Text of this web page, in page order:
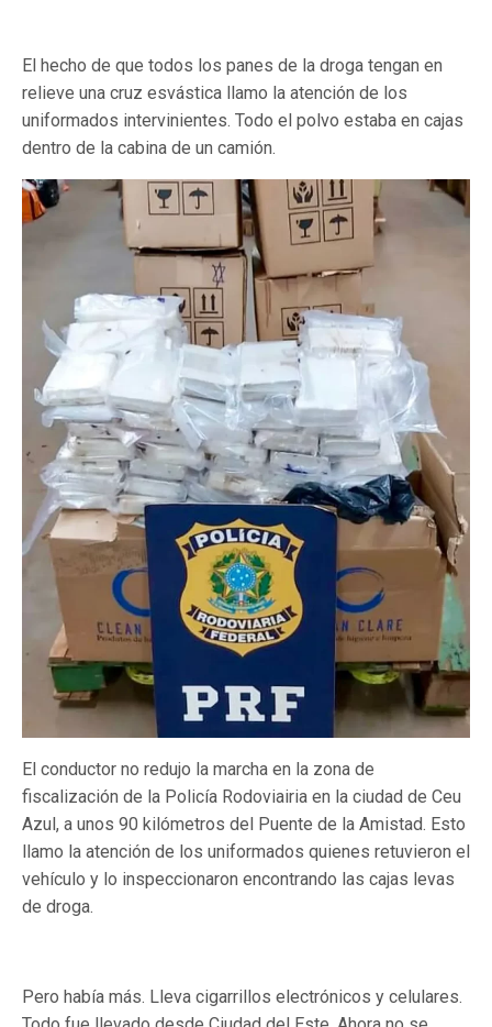
El hecho de que todos los panes de la droga tengan en
relieve una cruz esvástica llamo la atención de los
uniformados intervinientes. Todo el polvo estaba en cajas
dentro de la cabina de un camión.
El conductor no redujo la marcha en la zona de
fiscalización de la Policía Rodoviairia en la ciudad de Ceu
Azul, a unos 90 kilómetros del Puente de la Amistad. Esto
llamo la atención de los uniformados quienes retuvieron el
vehículo y lo inspeccionaron encontrando las cajas levas
de droga.
Pero había más. Lleva cigarrillos electrónicos y celulares.